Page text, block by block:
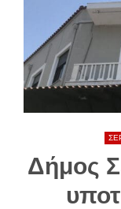
Δήμος